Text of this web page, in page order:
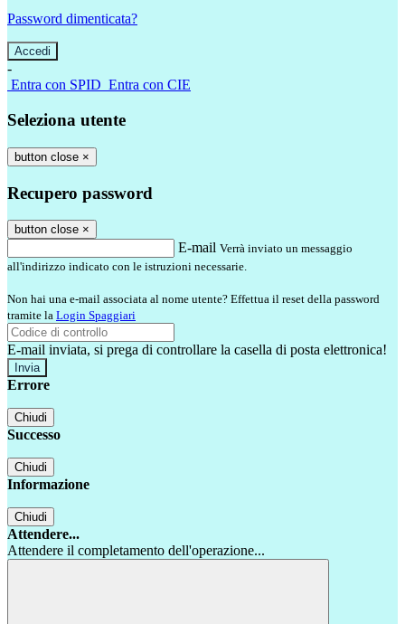
Password dimenticata?
-
Entra con SPID Entra con CIE
Seleziona utente
button close ×
Recupero password
button close ×
E-mail Verrà inviato un messaggio
all'indirizzo indicato con le istruzioni necessarie.
Non hai una e-mail associata al nome utente? Effettua il reset della password
tramite la Login Spaggiari
E-mail inviata, si prega di controllare la casella di posta elettronica!
Errore
Chiudi
Successo
Chiudi
Informazione
Chiudi
Attendere...
Attendere il completamento dell'operazione...